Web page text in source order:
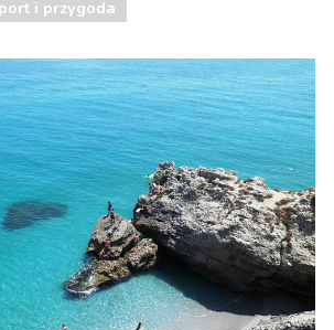
i przygoda